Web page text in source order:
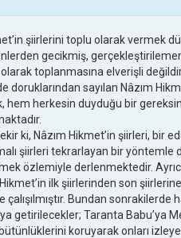
şiirlerini toplu olarak vermek
gecikmiş,
toplanmasına elverişli
doruklarından sayılan Nâzım
hem herkesin duyduğu bir
ki, Nâzım Hikmet’in şiirleri, bir
şiirleri tekrarlayan bir yöntemle
özlemiyle derlenmektedir.
ilk şiirlerinden son
çalışılmıştır. Bundan
getirilecekler; Taranta Babu’ya
koruyarak onları